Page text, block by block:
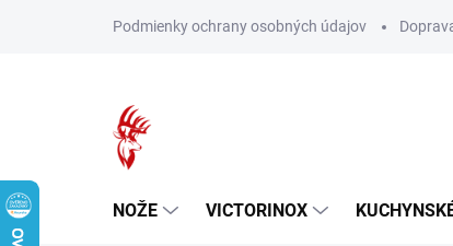
Podmienky ochrany osobných údajov
NOŽE VICTORINOX